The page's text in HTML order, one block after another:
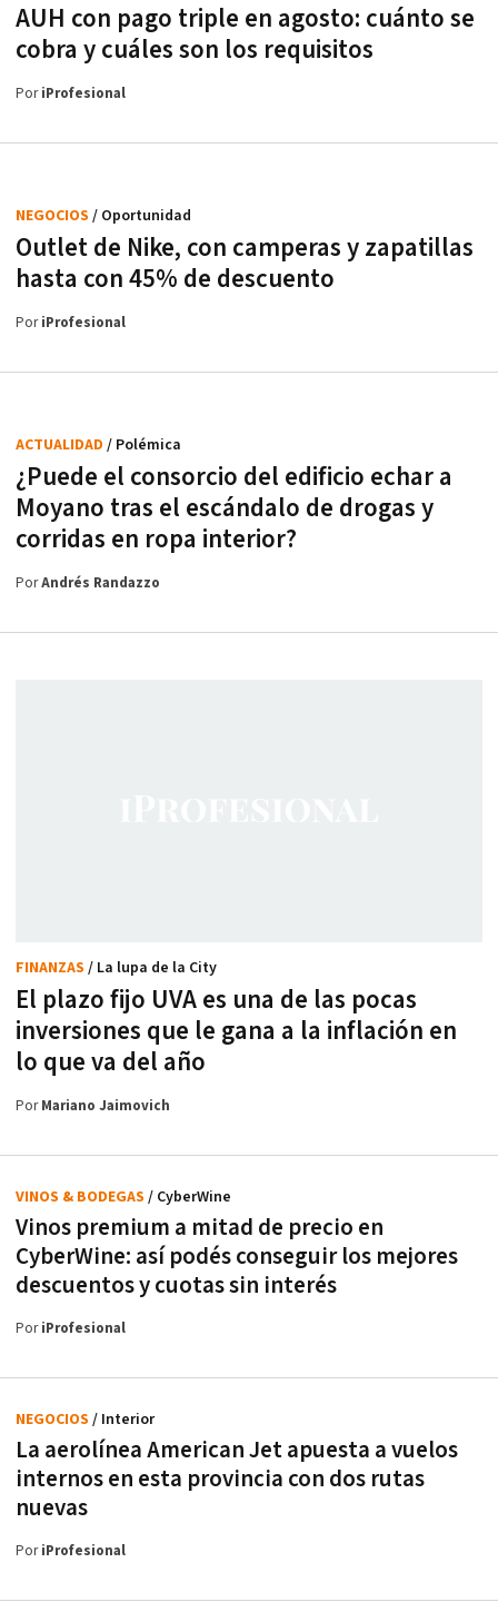
AUH con pago triple en agosto: cuánto se
cobra y cuáles son los requisitos
PoriProfesional
Outlet de Nike, con camperas y zapatillas
hasta con 45% de descuento
NEGOCIOS / Oportunidad
PoriProfesional
¿Puede el consorcio del edificio echar a
Moyano tras el escándalo de drogas y
corridas en ropa interior?
ACTUALIDAD / Polémica
PorAndrés Randazzo
El plazo fijo UVA es una de las pocas
inversiones que le gana a la inflación en
lo que va del año
FINANZAS / La lupa de la City
PorMariano Jaimovich
Vinos premium a mitad de precio en
CyberWine: así podés conseguir los mejores
descuentos y cuotas sin interés
VINOS & BODEGAS / CyberWine
PoriProfesional
La aerolínea American Jet apuesta a vuelos
internos en esta provincia con dos rutas
nuevas
NEGOCIOS / Interior
PoriProfesional